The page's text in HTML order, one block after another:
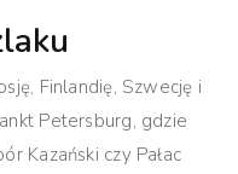
Finlandię, Szwecję i
Petersburg, gdzie
Kazański czy Pałac